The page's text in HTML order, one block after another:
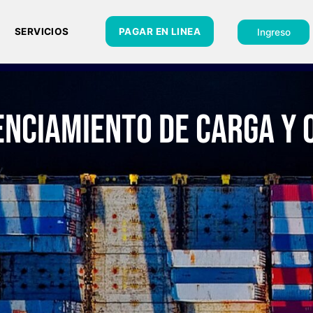
SERVICIOS PAGAR EN LINEA
Agenciamiento de